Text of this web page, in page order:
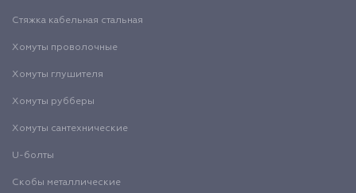
Стяжка кабельная стальная
Хомуты проволочные
Хомуты глушителя
Хомуты рубберы
Хомуты сантехнические
U-болты
Скобы металлические